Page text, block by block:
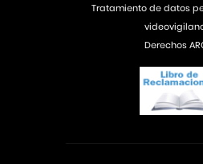
Tratamiento de datos
Derechos